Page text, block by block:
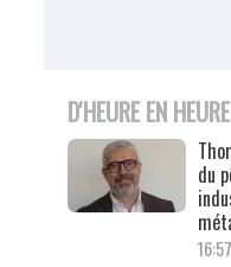
D'HEURE EN HEURE
du
16:57